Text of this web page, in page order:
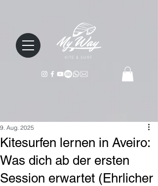
KITE & SURF
Kitesurfen lernen in Aveiro:
Was dich ab der ersten
Session erwartet (Ehrlicher
9. Aug. 2025